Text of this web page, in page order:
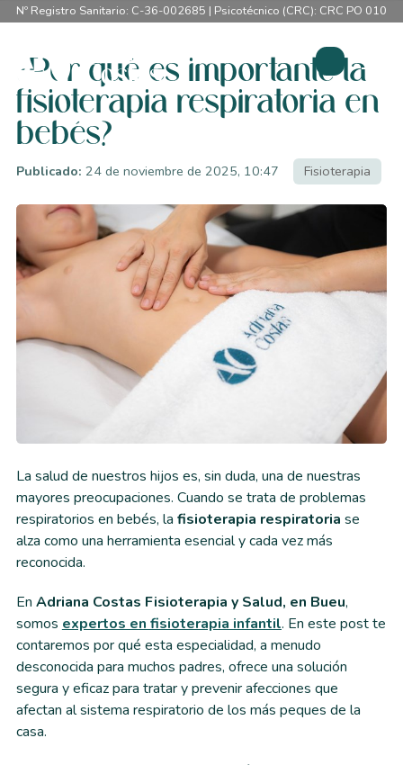
Nº Registro Sanitario: C-36-002685 | Psicotécnico (CRC): CRC PO 0107
¿Por qué es importante la
fisioterapia respiratoria en
bebés?
Publicado: 24 de noviembre de 2025, 10:47 Fisioterapia
La salud de nuestros hijos es, sin duda, una de nuestras
mayores preocupaciones. Cuando se trata de problemas
respiratorios en bebés, la fisioterapia respiratoria se
alza como una herramienta esencial y cada vez más
reconocida.
En Adriana Costas Fisioterapia y Salud, en Bueu,
somos expertos en fisioterapia infantil. En este post te
contaremos por qué esta especialidad, a menudo
desconocida para muchos padres, ofrece una solución
segura y eficaz para tratar y prevenir afecciones que
afectan al sistema respiratorio de los más peques de la
casa.